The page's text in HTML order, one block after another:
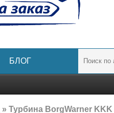
БЛОГ
» Турбина BorgWarner